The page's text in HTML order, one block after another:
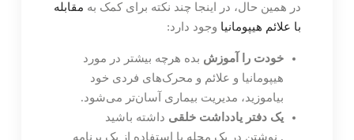
در همین حال، در اینجا چند نکته برای کمک به مقابله
با علائم هیپومانیا وجود دارد:
خودت را آموزش بده هرچه بیشتر در مورد
هیپومانیا و علائم و محرک‌های فردی خود
بیاموزید، مدیریت بیماری آسان‌تر می‌شود.
یک دفتر یادداشت خلقی داشته باشید
. نوشتن در یک مجله یا استفاده از یک برنامه